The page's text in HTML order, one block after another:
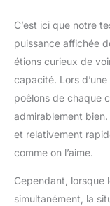
C’est ici que notre
puissance affichée
étions curieux de
capacité. Lors
poêlons de chaque
admirablement
et relativement
comme on l’aime.
Cependant, lorsque
simultanément, la